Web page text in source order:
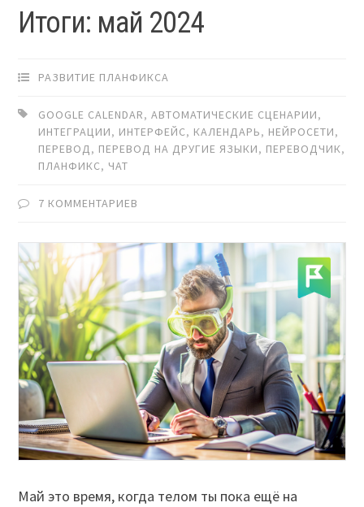
Итоги: май 2024
РАЗВИТИЕ ПЛАНФИКСА
GOOGLE CALENDAR,АВТОМАТИЧЕСКИЕ СЦЕНАРИИ,
ИНТЕГРАЦИИ, ИНТЕРФЕЙС, КАЛЕНДАРЬ, НЕЙРОСЕТИ,
ПЕРЕВОД , ПЕРЕВОД НА ДРУГИЕ ЯЗЫКИ, ПЕРЕВОДЧИК,
ПЛАНФИКС, ЧАТ
7 КОММЕНТАРИЕВ
Май это время, когда телом ты пока ещё на